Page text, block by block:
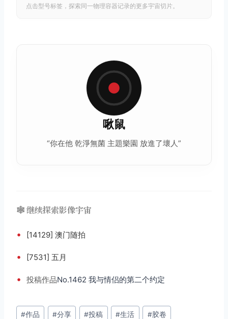
点击型号标签，探索同一物理容器记录的更多宇宙切片。
啾鼠
“你在他 乾淨無菌 主題樂園 放進了壞人”
🕸️ 继续探索影像宇宙
• [14129] 澳门随拍
• [7531] 五月
• 投稿作品No.1462 我与情侣的第二个约定
文
#作品 #分享 #投稿 #生活 #胶卷